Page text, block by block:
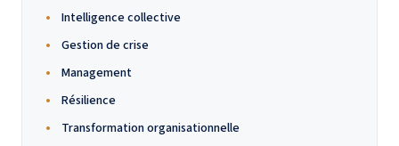
Intelligence collective
Gestion de crise
Management
Résilience
Transformation organisationnelle